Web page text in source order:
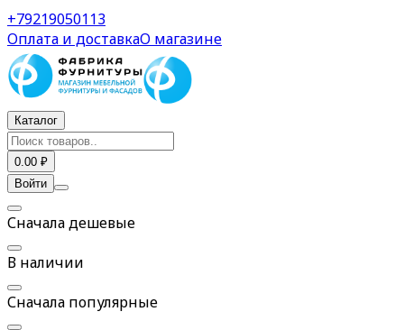
Менсолодержатели — купить в СПб
+79219050113
Оплата и доставкаО магазине
Каталог
0.00 ₽
Войти
Сначала дешевые
В наличии
Сначала популярные